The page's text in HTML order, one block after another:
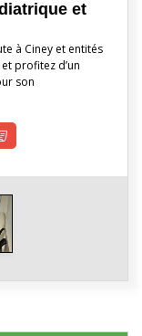
et
à Ciney et entités
profitez d’un
son